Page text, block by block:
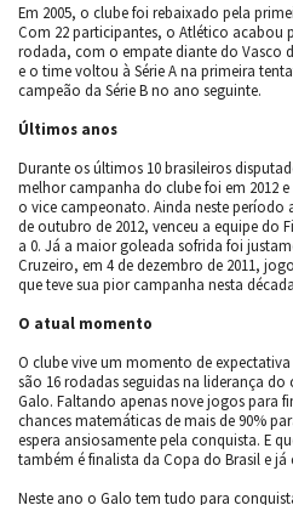
Em 2005, o clube foi rebaixado pela
Com 22 participantes, o Atlético acabou
rodada, com o empate diante do Vasco
e o time voltou à Série A na primeira
campeão da Série B no ano seguinte.
Últimos anos
Durante os últimos 10 brasileiros
melhor campanha do clube foi em 2012
o vice campeonato. Ainda neste
de outubro de 2012, venceu a equipe do
a 0. Já a maior goleada sofrida foi
Cruzeiro, em 4 de dezembro de 2011,
que teve sua pior campanha nesta
O atual momento
O clube vive um momento de
são 16 rodadas seguidas na liderança
Galo. Faltando apenas nove jogos para
chances matemáticas de mais de 90%
espera ansiosamente pela conquista. E
também é finalista da Copa do Brasil e
Neste ano o Galo tem tudo para